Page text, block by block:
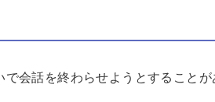
会話を終わらせようとすること